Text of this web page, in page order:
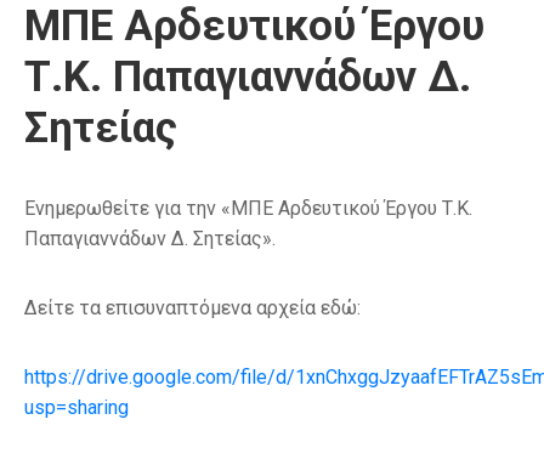
ΜΠΕ Αρδευτικού Έργου
Τ.Κ. Παπαγιαννάδων Δ.
Σητείας
Ενημερωθείτε για την «ΜΠΕ Αρδευτικού Έργου Τ.Κ.
Παπαγιαννάδων Δ. Σητείας».
Δείτε τα επισυναπτόμενα αρχεία εδώ:
https://drive.google.com/file/d/
usp=sharing